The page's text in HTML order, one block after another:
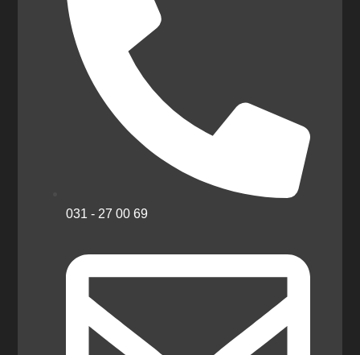
031 - 27 00 69